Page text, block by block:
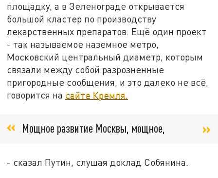
площадку, а в Зеленограде открывается
большой кластер по производству
лекарственных препаратов. Ещё один проект
- так называемое наземное метро,
Московский центральный диаметр, которым
связали между собой разрозненные
пригородные сообщения, и это далеко не всё,
говорится на сайте Кремля.
Мощное развитие Москвы, мощное,
- сказал Путин, слушая доклад Собянина.